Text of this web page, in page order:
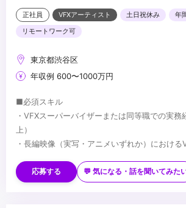
正社員 VFXアーティスト 土日祝休み
年
リモートワーク可
東京都渋谷区
年収例 600〜1000万円
■必須スキル
・VFXスーパーバイザーまたは同等職での実務
上）
・長編映像（実写・アニメいずれか）における
・国内外プロダクションとの協業経験
・Houdini／Nuke 等、主要VFXツールの深い知
応募する 💬 気になる・話を聞いてみた